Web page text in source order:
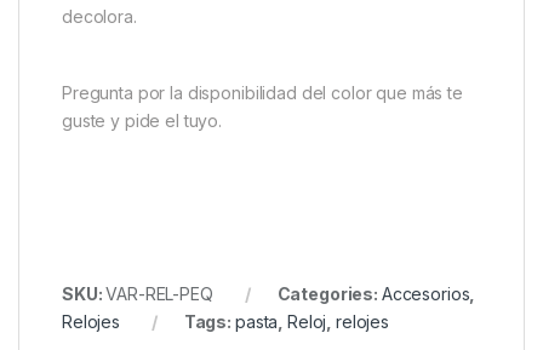
decolora.
Pregunta por la disponibilidad del color que más te
guste y pide el tuyo.
SKU:VAR-REL-PEQ Categories: Accesorios
Relojes
Tags: pasta Reloj ,relojes